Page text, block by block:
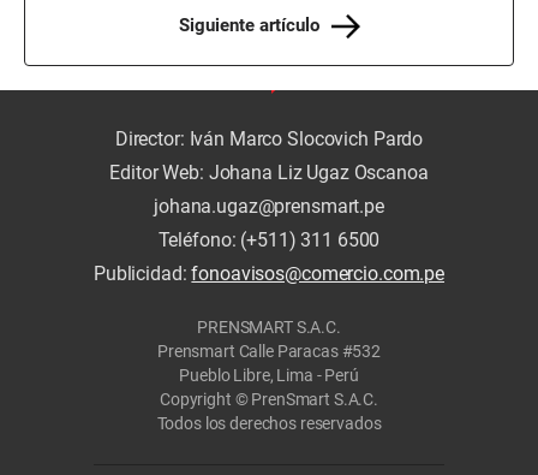
Siguiente artículo
Director: Iván Marco Slocovich Pardo
Editor Web: Johana Liz Ugaz Oscanoa
johana.ugaz@prensmart.pe
Teléfono: (+511) 311 6500
Publicidad:fonoavisos@comercio.com.pe
PRENSMART S.A.C.
Prensmart Calle Paracas #532
Pueblo Libre, Lima - Perú
Copyright © PrenSmart S.A.C.
Todos los derechos reservados